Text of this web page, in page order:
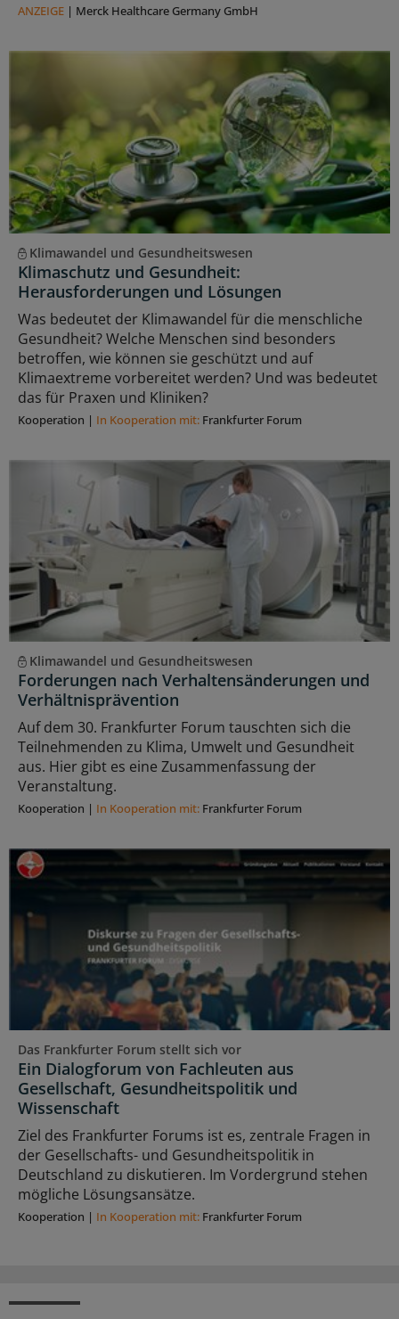
ANZEIGE | Merck Healthcare Germany GmbH
Klimawandel und Gesundheitswesen
Klimaschutz und Gesundheit:
Herausforderungen und Lösungen
Was bedeutet der Klimawandel für die menschliche
Gesundheit? Welche Menschen sind besonders
betroffen, wie können sie geschützt und auf
Klimaextreme vorbereitet werden? Und was bedeutet
das für Praxen und Kliniken?
Kooperation | In Kooperation mit: Frankfurter Forum
Klimawandel und Gesundheitswesen
Forderungen nach Verhaltensänderungen und
Verhältnisprävention
Auf dem 30. Frankfurter Forum tauschten sich die
Teilnehmenden zu Klima, Umwelt und Gesundheit
aus. Hier gibt es eine Zusammenfassung der
Veranstaltung.
Kooperation | In Kooperation mit: Frankfurter Forum
Das Frankfurter Forum stellt sich vor
Ein Dialogforum von Fachleuten aus
Gesellschaft, Gesundheitspolitik und
Wissenschaft
Ziel des Frankfurter Forums ist es, zentrale Fragen in
der Gesellschafts- und Gesundheitspolitik in
Deutschland zu diskutieren. Im Vordergrund stehen
mögliche Lösungsansätze.
Kooperation | In Kooperation mit: Frankfurter Forum